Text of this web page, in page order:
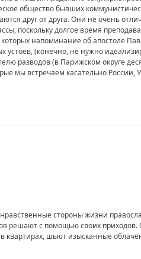
общество бывших
друг от друга. Они не очень
поскольку долгое время
напоминание об апостоле
устоев, (конечно, не нужно
разводов (в Парижском округе
мы встречаем касательно
стороны жизни
решают с помощью своих приходов.
квартирах, шьют изысканные